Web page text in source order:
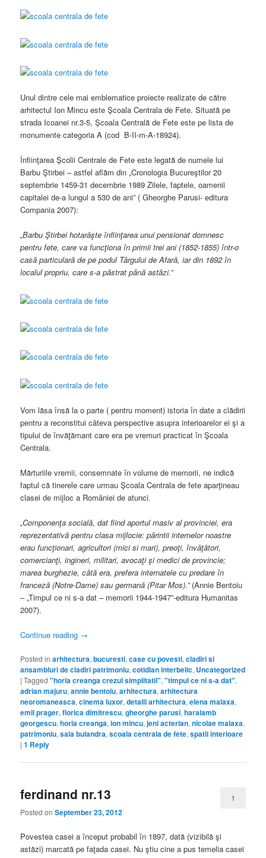
Unul dintre cele mai emblematice proiecte realizate de către
arhitectul Ion Mincu este Şcoala Centrala de Fete. Situată pe
strada Icoanei nr.3-5, Şcoala Centrală de Fete este pe lista de
monumente categoria A (cod B-II-m-A-18924).
Înfiinţarea Şcolii Centrale de Fete este legată de numele lui
Barbu Ştirbei – astfel aflăm din „Cronologia Bucureştilor 20
septembrie 1459-31 decembrie 1989 Zilele, faptele, oamenii
capitalei de-a lungul a 530 de ani” ( Gheorghe Parusi- editura
Compania 2007):
„BarbuŞtirbei hotarăşteînfiinţarea unui pensionat domnesc
pentru fete, care va funcţionaîn primii trei ani (1852-1855)într-o
casă particulară de pe podul Târgului de Afară, iar din 1892în
localul propriu, care s-a păstrat până astăzi.”
Vom lăsa însă la o parte ( pentru moment) istoria în date a clădirii
pentru a reconstitui câteva perspective asupra interioarelor ei şi a
tipului de învăţămant care era pe vremuri practicat în Şcoala
Centrala.
Mărturiile vremii, consemnate în volume de memorii, ne indică
faptul că tinerele care urmau Şcoala Centrala de fete aparţineau
clasei de mijloc a României de atunci.
„Componenţa socială, dat fiind aportul masiv al provinciei, era
reprezentativă pentru clasa mijlocie: părintii internelor noastre
erau funcţionari, agricultori (mici si mari), preoţi, învăţători,
comercianţi, ingineri, militari, avocaţişi medici de provincie;
marea burghezie, câtă era, prefera internatele cu predare în
franceză (Notre-Dame) sau germană (Pitar Mos).” (Annie Bentoiu
– „Timpul ce ni s-a dat – memorii 1944-1947”-editura Humanitas
2007).
Continue reading →
Posted in arhitectura,bucuresti,case cu povesti,cladiri si
ansambluri de cladiri patrimoniu,cotidian interbelic, Uncategorized
|Tagged "horia creanga crezul simplitatii","timpul ce ni s-a dat",
adrian majuru,annie bentoiu,arhitectura,arhitectura
neoromaneasca,cinema luxor,detalii arhitectura,elena malaxa,
emil prager,florica dimitrescu,gheorghe parusi,haralamb
georgescu,horia creanga,ion mincu,jeni acterian,nicolae malaxa,
patrimoniu,sala bulandra,scoala centrala de fete,spatii interioare
|1 Reply
ferdinand nr.13
Posted onSeptember 23, 2012
1
Povestea casei a început probabil în 1897, dată (vizibilă şi
astăzi) marcată pe faţada casei. Nu ştiu cine a pus temelia casei